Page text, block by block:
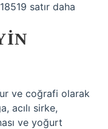
satır daha
ve coğrafi olarak
acılı sirke,
ve yoğurt